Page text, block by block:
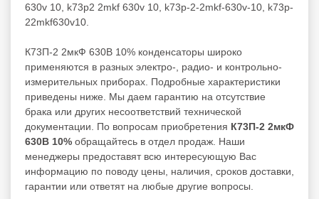
630v 10, k73p2 2mkf 630v 10, k73p-2-2mkf-630v-10, k73p-
22mkf630v10.
К73П-2 2мкФ 630В 10% конденсаторы широко
применяются в разных электро-, радио- и контрольно-
измерительных приборах. Подробные характеристики
приведены ниже. Мы даем гарантию на отсутствие
брака или других несоответствий технической
документации. По вопросам приобретения К73П-2 2мкФ
630В 10% обращайтесь в отдел продаж. Наши
менеджеры предоставят всю интересующую Вас
информацию по поводу цены, наличия, сроков доставки,
гарантии или ответят на любые другие вопросы.